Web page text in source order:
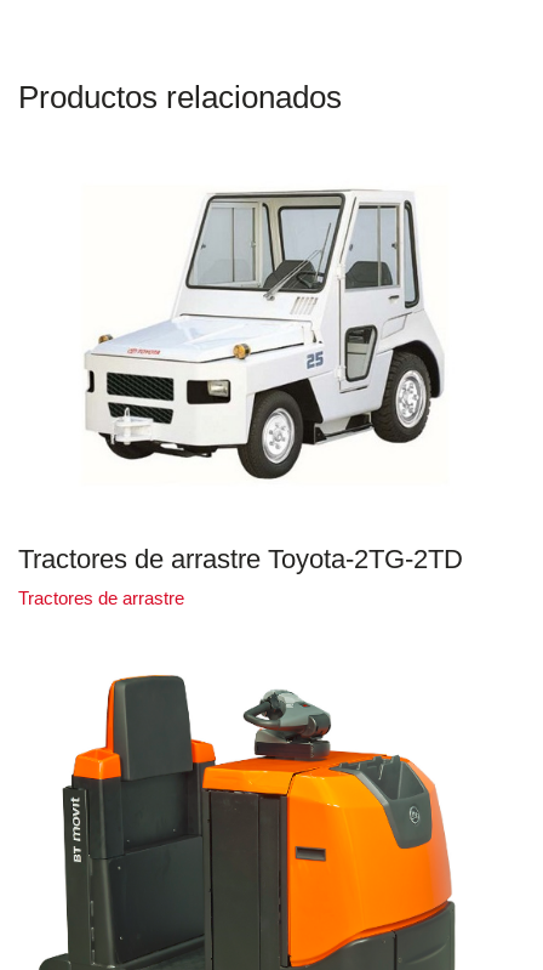
Productos relacionados
Tractores de arrastre Toyota-2TG-2TD
Tractores de arrastre